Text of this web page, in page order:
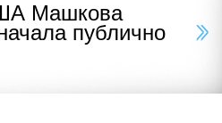
Машкова
публично